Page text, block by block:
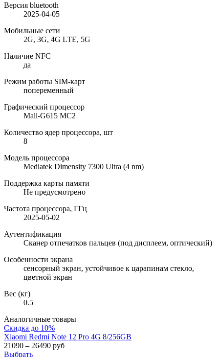
Версия bluetooth
2025-04-05
Мобильные сети
2G, 3G, 4G LTE, 5G
Наличие NFC
да
Режим работы SIM-карт
попеременный
Графический процессор
Mali-G615 MC2
Количество ядер процессора, шт
8
Модель процессора
Mediatek Dimensity 7300 Ultra (4 nm)
Поддержка карты памяти
Не предусмотрено
Частота процессора, ГГц
2025-05-02
Аутентификация
Сканер отпечатков пальцев (под дисплеем, оптический)
Особенности экрана
сенсорный экран, устойчивое к царапинам стекло,
цветной экран
Вес (кг)
0.5
Аналогичные товары
Скидка до 10%
Xiaomi Redmi Note 12 Pro 4G 8/256GB
21090 – 26490 руб
Выбрать